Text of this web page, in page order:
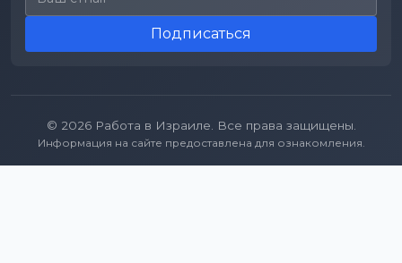
Подписаться
© 2026 Работа в Израиле. Все права защищены.
Информация на сайте предоставлена для ознакомления.